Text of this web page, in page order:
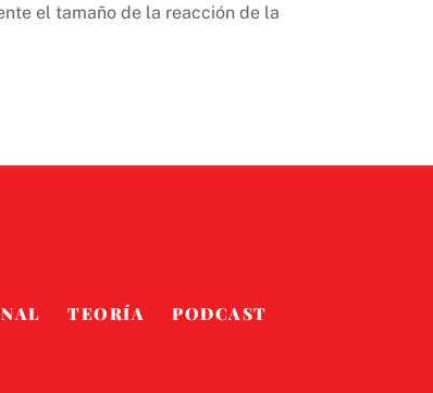
el tamaño de la reacción de la
TEORÍA
PODCAST